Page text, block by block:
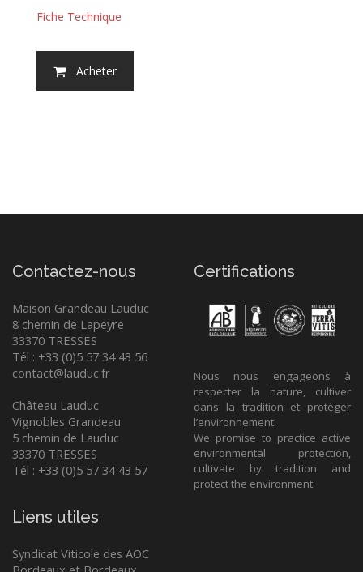
Fiche Technique
Acheter
Contactez-nous
Maison Grandeau Lauduc
8 chemin de Lapeyre
33370 TRESSES
Tél : +33 (0)5 57 34 43 56
contact@lauduc.fr
Château Lauduc
Vignobles Grandeau
5 chemin de Lauduc
33370 TRESSES
Tél : +33 (0)5 57 34 43 57
Certifications
Nous nous engageons à
respecter la nature, cultiver
dans la tradition et protéger
l’environnement.
We promise to practice active
environmental protection,
cultivate by tradition and
protect the environment.
Liens utiles
Syndicat Viticole des AOC